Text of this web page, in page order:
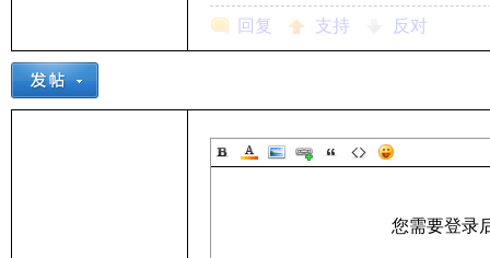
术
回复 支持 反对
您需要登录